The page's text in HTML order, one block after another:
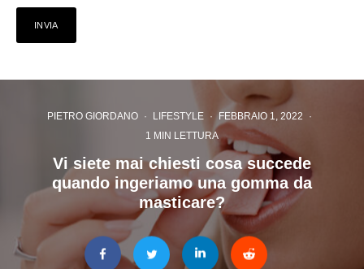
PIETRO GIORDANO · LIFESTYLE · FEBBRAIO 1, 2022
·
1 MIN LETTURA
Vi siete mai chiesti cosa succede
quando ingeriamo una gomma da
masticare?